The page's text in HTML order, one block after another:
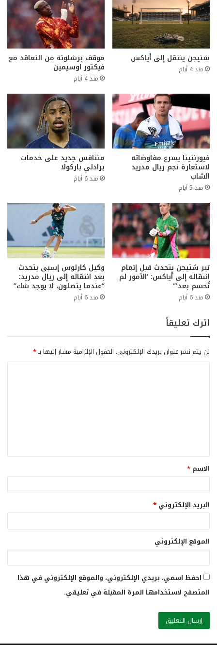
شتيجن ينتقل إلى أياكس
منذ 4 أيام
موقف برشلونة من التعاقد مع
فيكتور اوسيمين
منذ 4 أيام
فيورنتينا يسرع مفاوضاته
لاستعارة نجم ريال مدريد
الشاب
منذ 5 أيام
متنافس جديد على خدمات
برادلي باركولا
منذ 6 أيام
تير شتيجن يتحدث قبل إتمام
انتقاله إلى أياكس: ‘الأمور لم
تُحسم بعد'”
منذ 6 أيام
وكيل كارلوس إسبى يتحدث
بعد انتقاله إلى ريال مدريد:
“عندما يتصلون، لا يوجد شك”
منذ 6 أيام
اترك تعليقاً
لن يتم نشر عنوان بريدك الإلكتروني. الحقول الإلزامية مشار إليها بـ*
ق
*
الاسم *
البريد الإلكتروني *
الموقع الإلكتروني
احفظ اسمي، بريدي الإلكتروني، والموقع الإلكتروني في هذا
المتصفح لاستخدامها المرة المقبلة في تعليقي.